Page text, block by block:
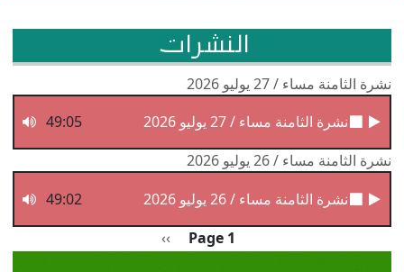
النشرات
نشرة الثامنة مساء / 27 يوليو 2026
نشرة الثامنة مساء / 27 يوليو 2026
49:05
نشرة الثامنة مساء / 26 يوليو 2026
نشرة الثامنة مساء / 26 يوليو 2026
49:02
Page 1 الصفحة التالية
››